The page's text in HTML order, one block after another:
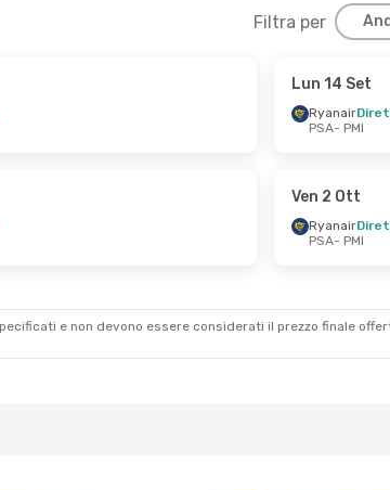
Filtra per
PMI - PSA
Lun 14 Set
Ryanair
PSA- PMI
Ven 2 Ott
Ryanair
PSA- PMI
e non devono essere considerati il ​​prezzo finale